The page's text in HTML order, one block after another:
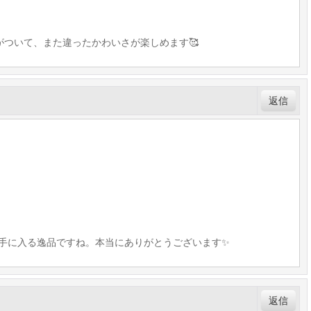
いて、また違ったかわいさが楽しめます🥰
返信
入る逸品ですね。本当にありがとうございます✨
返信